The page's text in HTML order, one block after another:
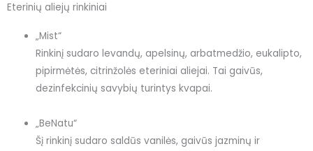
Eterinių aliejų rinkiniai
„Mist“
Rinkinį sudaro levandų, apelsinų, arbatmedžio, eukalipto,
pipirmėtės, citrinžolės eteriniai aliejai. Tai gaivūs,
dezinfekcinių savybių turintys kvapai.
„BeNatu“
Šį rinkinį sudaro saldūs vanilės, gaivūs jazminų ir